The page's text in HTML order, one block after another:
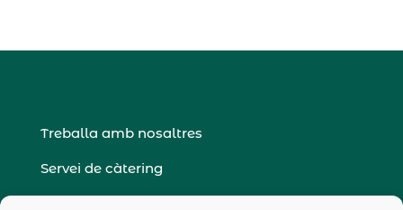
Treballa amb nosaltres
Servei de càtering